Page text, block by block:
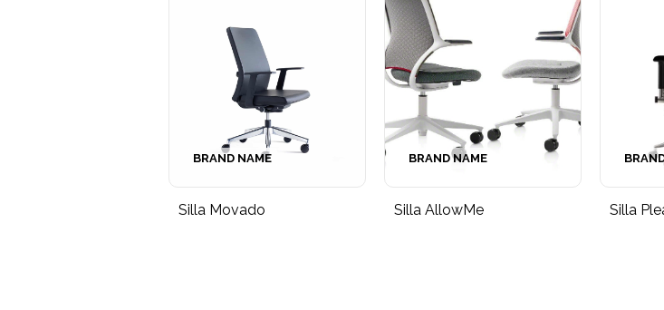
Silla Movado
BRAND NAME
Silla AllowMe
BRAND NAME
Silla